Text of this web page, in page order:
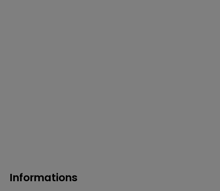
Informations